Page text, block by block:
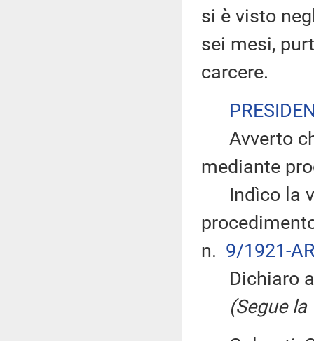
si è visto
sei mesi,
carcere.
Avverto
mediante
Indìco la
n. 9/1921-
Dichiaro
(Segue la